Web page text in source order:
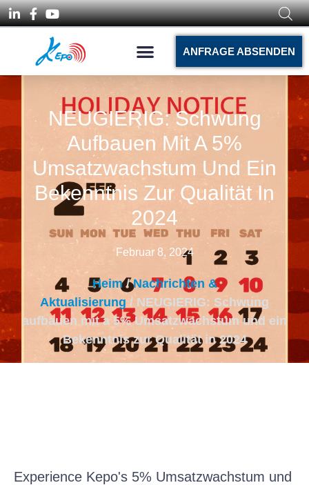
ANFRAGE ABSENDEN
NEUGIERIG: Schwung
Aufbauen Mit A 5%
Umsatzwachstum Und Ein
Bekenntnis Zur Qualität In
2024
Februar 8, 2024
Heim/Nachrichten &
Aktualisierung / NEUGIERIG: Schwung
aufbauen mit a 5% Umsatzwachstum und ein
Bekenntnis zur Qualität in 2024
Experience Kepo's 5% Umsatzwachstum und